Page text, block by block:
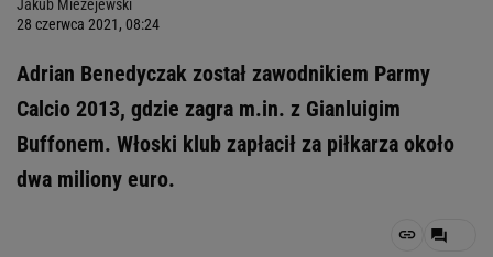
Jakub Mieżejewski
28 czerwca 2021, 08:24
Adrian Benedyczak został zawodnikiem Parmy
Calcio 2013, gdzie zagra m.in. z Gianluigim
Buffonem. Włoski klub zapłacił za piłkarza około
dwa miliony euro.